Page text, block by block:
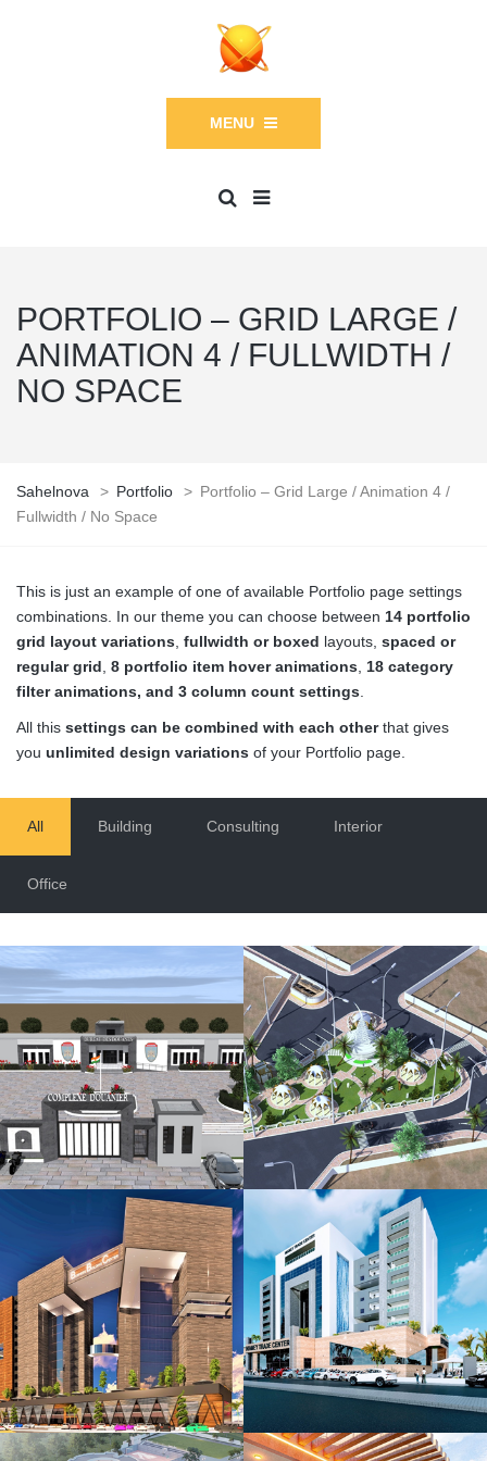
MENU
PORTFOLIO – GRID LARGE /
ANIMATION 4 / FULLWIDTH /
NO SPACE
Sahelnova > Portfolio > Portfolio – Grid Large / Animation 4 /
Fullwidth / No Space
This is just an example of one of available Portfolio page settings
combinations. In our theme you can choose between 14 portfolio
grid layout variations fullwidth or boxed layouts, spaced or
regular grid 8 portfolio item hover animations 18 category
filter animations, and 3 column count settings
All this settings can be combined with each otherthat gives
you unlimited design variations of your Portfolio page.
All Building Consulting Interior
Office
CONSULTING